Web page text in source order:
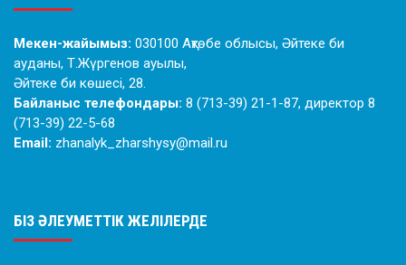
Мекен-жайымыз: 030100 Ақтөбе облысы, Әйтеке би
ауданы, Т.Жүргенов ауылы,
Әйтеке би көшесі, 28.
Байланыс телефондары: 8 (713-39) 21-1-87, директор 8
(713-39) 22-5-68
Email: zhanalyk_zharshysy@mail.ru
БІЗ ӘЛЕУМЕТТІК ЖЕЛІЛЕРДЕ